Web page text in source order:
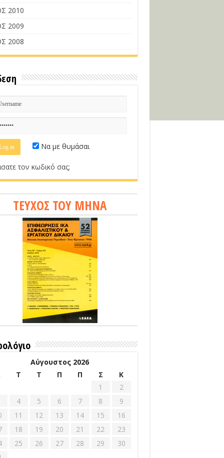
2010
2009
2008
Να με θυμάσαι
τον κωδικό σας;
ΤΕΥΧΟΣ ΤΟΥ ΜΗΝΑ
Αύγουστος 2026
Τ Τ Π Π Σ
Κ
1
2
4 5 6 7 8
9
11 12 13 14 15
16
18 19 20 21 22
23
25 26 27 28 29
30